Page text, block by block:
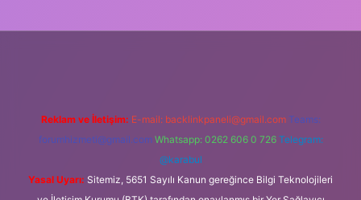
Reklam ve İletişim: E-mail: backlinkpaneli@gmail.com Teams:
forumhizmeti@gmail.com Whatsapp: 0262 606 0 726 Telegram:
@karabul
Yasal Uyarı: Sitemiz, 5651 Sayılı Kanun gereğince Bilgi Teknolojileri